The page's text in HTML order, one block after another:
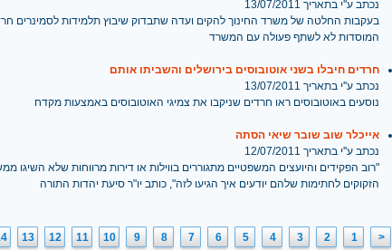
נכתב ע''י בתאריך 13/07/2011
בעקבות החלטה של משרד החינוך להקים ועדה שתבדוק שיבוץ תלמידות לסמינרים
המוסדות לא לשתף פעולה עם המשרד
חרדים חיבלו בשני אוטובוסים בירושלים והשביתו אותם
נכתב ע''י בתאריך 13/07/2011
נוסעים באוטובוסים ראו חרדים שניקבו את צמיגי האוטובוסים באמצעות מקדח
אייכלר שוב שובר שיאי הסתה
נכתב ע''י בתאריך 12/07/2011
"רוב הפקידים והיועצים המשפטיים מתגוררים בווילות או דירות מרווחות שלא השיגו
הזקוקים לחתימות שלהם יודעים איך הגיעו לזה", כותב יו"ר סיעת יהדות התורה
<
1
2
3
4
5
6
7
8
9
10
11
12
13